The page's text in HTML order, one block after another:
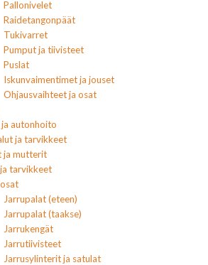
Pallonivelet
Raidetangonpäät
Tukivarret
Pumput ja tiivisteet
Puslat
Iskunvaimentimet ja jouset
Ohjausvaihteet ja osat
ja autonhoito
ja tarvikkeet
ja mutterit
tarvikkeet
Jarrupalat (eteen)
Jarrupalat (taakse)
Jarrukengät
Jarrutiivisteet
Jarrusylinterit ja satulat